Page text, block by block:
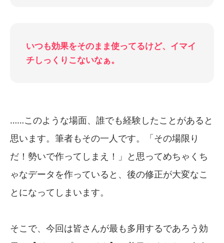
いつも効果をそのまま使ってるけど、イマイ
チしっくりこないなぁ。
……このような場面、誰でも経験したことがあると
思います。筆者もその一人です。「その場限り
だ！勢いで作ってしまえ！」と思ってめちゃくち
ゃなデータを作っていると、後の修正が大変なこ
とになってしまいます。
そこで、今回は皆さんが最も多用するであろう効